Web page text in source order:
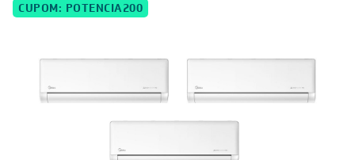
CUPOM: POTENCIA200